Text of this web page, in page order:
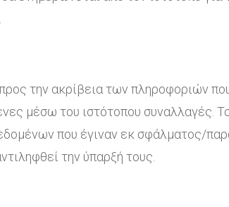
την ακρίβεια των πληροφοριών
μέσω του ιστότοπου συναλλαγές.
που έγιναν εκ σφάλματος/
την ύπαρξή τους.